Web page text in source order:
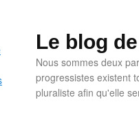
Le blog
Nous sommes deux
progressistes existent
pluraliste afin qu'elle